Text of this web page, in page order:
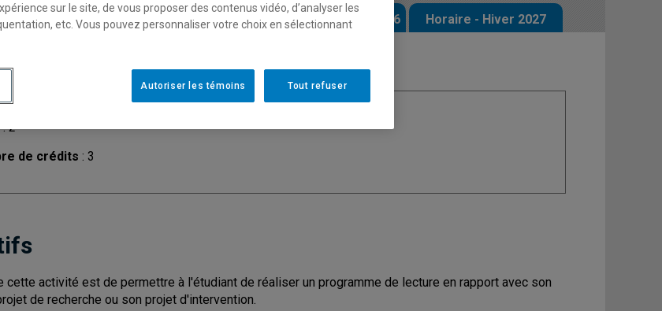
Horaire - Été 2026 Horaire - Automne 2026 Horaire - Hiver 2027
: 2
de crédits : 3
cette activité est de permettre à l'étudiant de réaliser un programme de lecture en rapport avec son
de recherche ou son projet d'intervention.
sur le site, de vous proposer des contenus vidéo, d’analyser les
etc. Vous pouvez personnaliser votre choix en sélectionnant
Tout refuser
Autoriser les témoins